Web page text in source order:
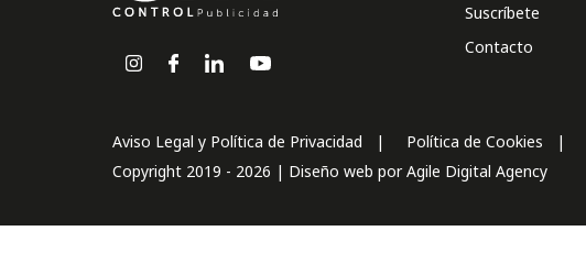
Suscríbete
Contacto
Aviso Legal y Política de Privacidad Política de Cookies
Copyright 2019 - 2026 | Diseño web porAgile Digital Agency